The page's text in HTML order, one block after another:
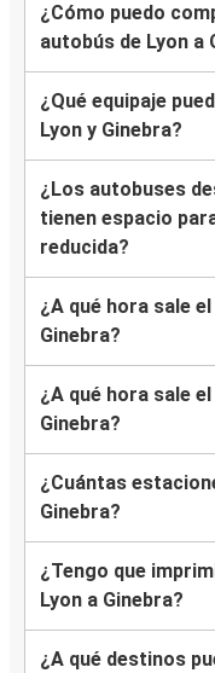
¿Cómo puedo
autobús de Lyon a
¿Qué equipaje
Lyon y Ginebra?
¿Los autobuses
tienen espacio
reducida?
¿A qué hora sale
Ginebra?
¿A qué hora sale
Ginebra?
¿Cuántas
Ginebra?
¿Tengo que
Lyon a Ginebra?
¿A qué destinos